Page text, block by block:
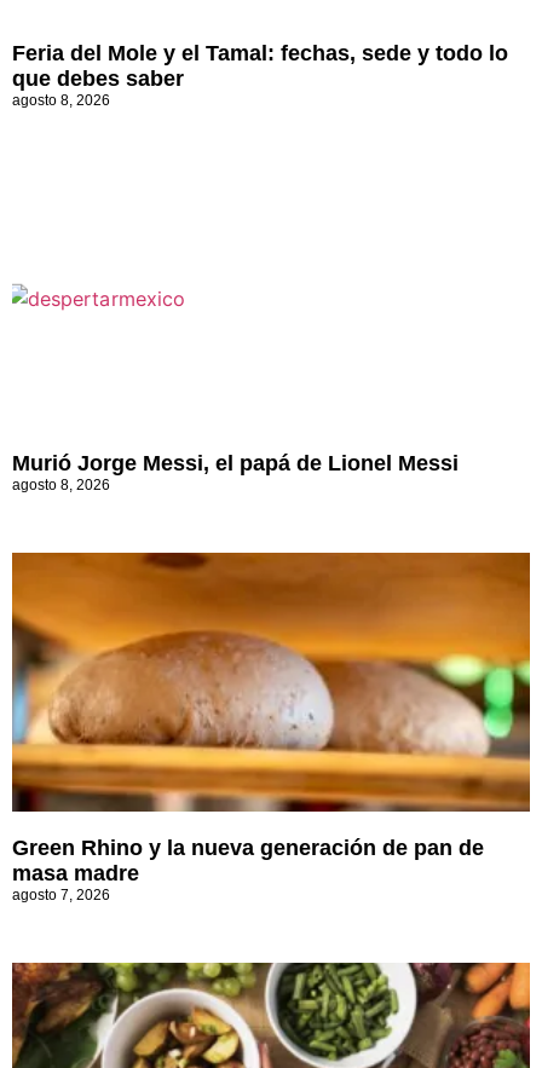
Feria del Mole y el Tamal: fechas, sede y todo lo
que debes saber
agosto 8, 2026
Murió Jorge Messi, el papá de Lionel Messi
agosto 8, 2026
Green Rhino y la nueva generación de pan de
masa madre
agosto 7, 2026